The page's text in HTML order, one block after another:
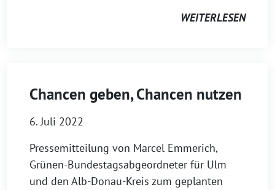
WEITERLESEN
Chancen geben, Chancen nutzen
6. Juli 2022
Pressemitteilung von Marcel Emmerich,
Grünen-Bundestagsabgeordneter für Ulm
und den Alb-Donau-Kreis zum geplanten